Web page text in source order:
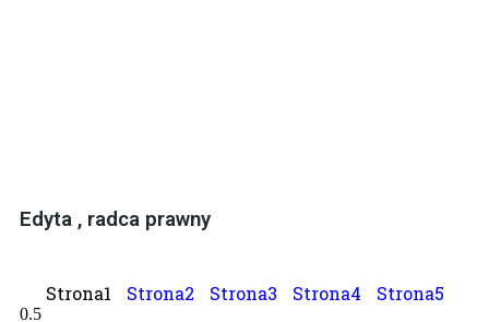
Edyta , radca prawny
Strona1 Strona2 Strona3 Strona4 Strona5